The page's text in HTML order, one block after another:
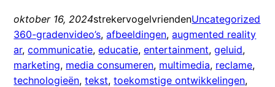
oktober 16, 2024strekervogelvriendenUncategorized
360-gradenvideo’s, afbeeldingen, augmented reality
ar, communicatie, educatie, entertainment, geluid
marketing, media consumeren, multimedia, reclame
technologieën, tekst, toekomstige ontwikkelingen